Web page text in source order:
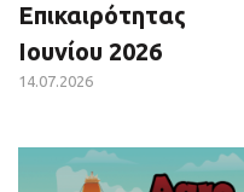
Επικαιρότητας
Ιουνίου 2026
14.07.2026